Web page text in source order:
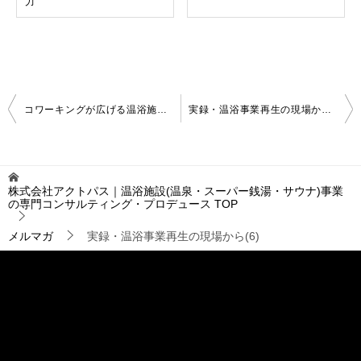
投
稿
ゲ
ー
シ
ョ
ン
コワーキングが広げる温浴施設の可能性 実録・温浴事業再生の現場から(7)
株式会社アクトパス｜温浴施設(温泉・スーパー銭湯・サウナ)事業
の専門コンサルティング・プロデュース TOP
メルマガ 実録・温浴事業再生の現場から(6)